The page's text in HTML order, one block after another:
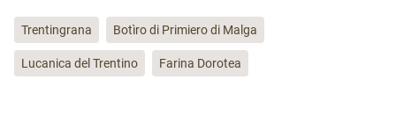
Trentingrana Botìro di Primiero di Malga
Lucanica del Trentino Farina Dorotea